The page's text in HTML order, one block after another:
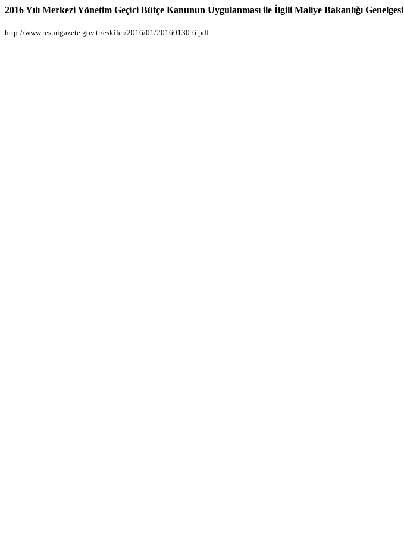
2016 Yılı Merkezi Yönetim Geçici Bütçe Kanunun Uygulanması ile İlgili Maliye Bakanlığı Genelgesi
http://www.resmigazete.gov.tr/eskiler/2016/01/20160130-6.pdf